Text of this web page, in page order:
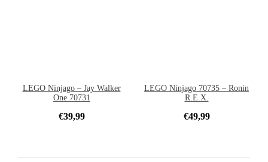
LEGO Ninjago – Jay Walker
One 70731
€39,99
LEGO Ninjago 70735 – Ronin
R.E.X.
€49,99